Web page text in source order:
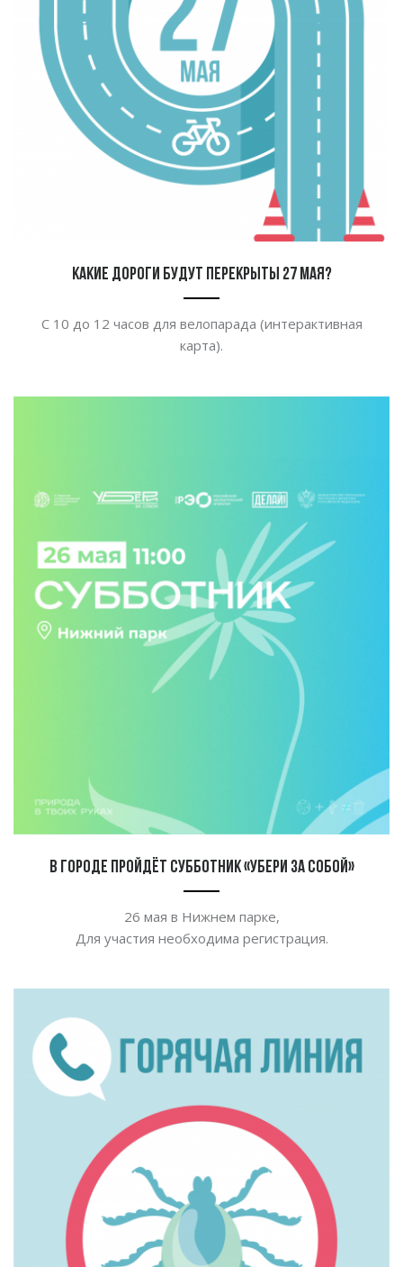
Какие дороги будут перекрыты 27 мая?
С 10 до 12 часов для велопарада (интерактивная
карта).
В городе пройдёт субботник «Убери за собой»
26 мая в Нижнем парке,
Для участия необходима регистрация.